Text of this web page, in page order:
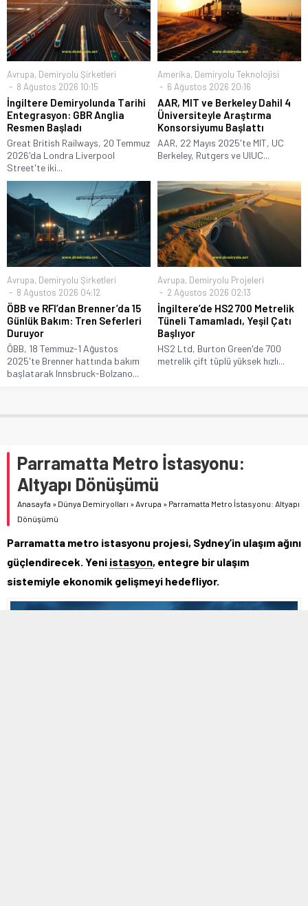
Avrupa, Demiryolu Şirketleri
8 Ağustos 2026 10:15
İngiltere Demiryolunda Tarihi
Entegrasyon: GBR Anglia
Resmen Başladı
Great British Railways, 20 Temmuz
2026'da Londra Liverpool
Street'te iki...
Amerika, Demiryolu Teknolojisi
6 Ağustos 2026 20:16
AAR, MIT ve Berkeley Dahil 4
Üniversiteyle Araştırma
Konsorsiyumu Başlattı
AAR, 22 Mayıs 2025'te MIT, UC
Berkeley, Rutgers ve UIUC...
Avrupa, Demiryolu Şirketleri
8 Ağustos 2026 04:12
ÖBB ve RFI’dan Brenner’da 15
Günlük Bakım: Tren Seferleri
Duruyor
ÖBB, 18 Temmuz-1 Ağustos
2025'te Brenner hattında bakım
başlatarak Innsbruck-Bolzano...
Avrupa, Demiryolu Projeleri
2 Ağustos 2026 02:13
İngiltere’de HS2 700 Metrelik
Tüneli Tamamladı, Yeşil Çatı
Başlıyor
HS2 Ltd, Burton Green'de 700
metrelik çift tüplü yüksek hızlı...
Parramatta Metro İstasyonu:
Altyapı Dönüşümü
Anasayfa » Dünya Demiryolları »Avrupa » Parramatta Metro İstasyonu: Altyapı
Dönüşümü
Parramatta metro istasyonu projesi, Sydney’in ulaşım ağını
güçlendirecek. Yeni istasyon, entegre bir ulaşım
sistemiyle ekonomik gelişmeyi hedefliyor.